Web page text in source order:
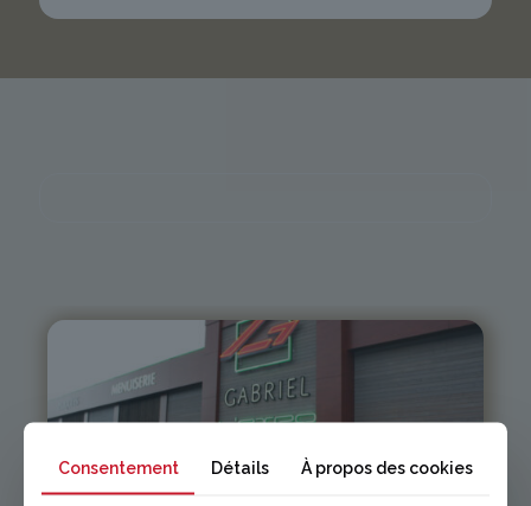
Consentement Détails À propos des cookies